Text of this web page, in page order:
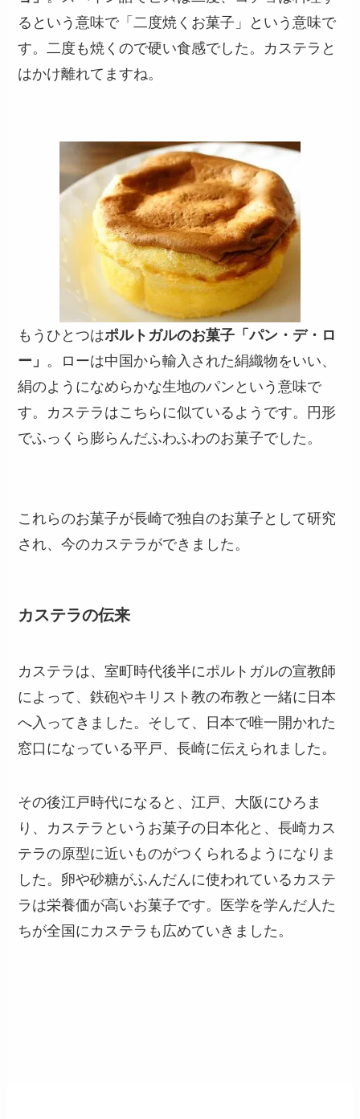
るという意味で「二度焼くお菓子」という意味で
す。二度も焼くので硬い食感でした。カステラと
はかけ離れてますね。
もうひとつはポルトガルのお菓子「パン・デ・ロ
ー」 。ローは中国から輸入された絹織物をいい、
絹のようになめらかな生地のパンという意味で
す。カステラはこちらに似ているようです。円形
でふっくら膨らんだふわふわのお菓子でした。
これらのお菓子が長崎で独自のお菓子として研究
され、今のカステラができました。
カステラの伝来
カステラは、室町時代後半にポルトガルの宣教師
によって、鉄砲やキリスト教の布教と一緒に日本
へ入ってきました。そして、日本で唯一開かれた
窓口になっている平戸、長崎に伝えられました。
その後江戸時代になると、江戸、大阪にひろま
り、カステラというお菓子の日本化と、長崎カス
テラの原型に近いものがつくられるようになりま
した。卵や砂糖がふんだんに使われているカステ
ラは栄養価が高いお菓子です。医学を学んだ人た
ちが全国にカステラも広めていきました。